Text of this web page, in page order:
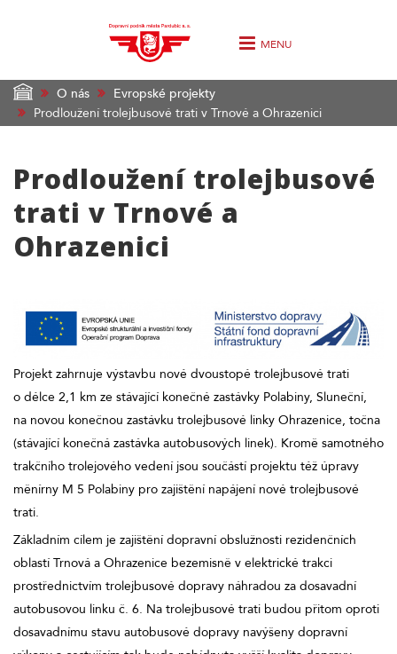
MENU
O nás
Evropské projekty
Prodloužení trolejbusové trati v Trnové a Ohrazenici
Prodloužení trolejbusové
trati v Trnové a
Ohrazenici
Projekt zahrnuje výstavbu nové dvoustopé trolejbusové trati
o délce 2,1 km ze stávající konečné zastávky Polabiny, Sluneční,
na novou konečnou zastávku trolejbusové linky Ohrazenice, točna
(stávající konečná zastávka autobusových linek). Kromě samotného
trakčního trolejového vedení jsou součástí projektu též úpravy
měnírny M 5 Polabiny pro zajištění napájení nové trolejbusové
trati.
Základním cílem je zajištění dopravní obslužnosti rezidenčních
oblastí Trnová a Ohrazenice bezemisně v elektrické trakci
prostřednictvím trolejbusové dopravy náhradou za dosavadní
autobusovou linku č. 6. Na trolejbusové trati budou přitom oproti
dosavadnímu stavu autobusové dopravy navýšeny dopravní